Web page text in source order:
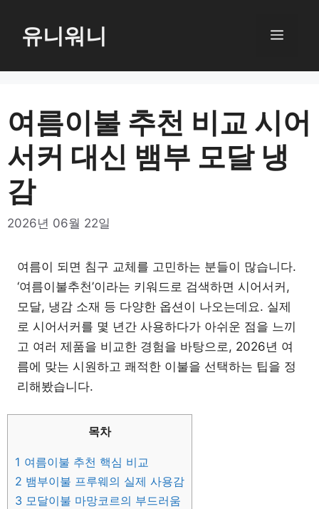
로
뛰
유니워니 메
여름이불 추천 비교 시어
서커 대신 뱀부 모달 냉
감
2026년 06월 22일
여름이 되면 침구 교체를 고민하는 분들이 많습니다.
‘여름이불추천’이라는 키워드로 검색하면 시어서커,
모달, 냉감 소재 등 다양한 옵션이 나오는데요. 실제
로 시어서커를 몇 년간 사용하다가 아쉬운 점을 느끼
고 여러 제품을 비교한 경험을 바탕으로, 2026년 여
름에 맞는 시원하고 쾌적한 이불을 선택하는 팁을 정
리해봤습니다.
목차
1 여름이불 추천 핵심 비교
2 뱀부이불 프루웨의 실제 사용감
3 모달이불 마망코르의 부드러움